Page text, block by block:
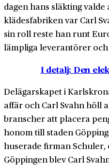
dagen hans släkting
klädes­fabriken var Carl
sin roll reste han runt
lämpliga leverantörer
I detalj: Den
Delägarskapet i
affär och Carl Svahn höll
branscher att placera
honom till staden
huserade firman Schuler,
Göppingen blev Carl